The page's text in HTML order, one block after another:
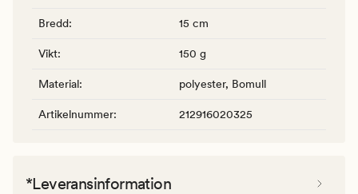
Bredd: 15 cm
Vikt: 150 g
Material: polyester, Bomull
Artikelnummer: 212916020325
*Leveransinformation